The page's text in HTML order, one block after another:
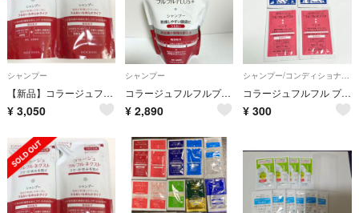
シャンプー
【新品】コラージュフルフル うるおいなめらかタイプ シャンプー２袋 詰め替え用
¥ 3,050
シャンプー
コラージュフルフルプラスシャンプー うるおい 大容量 つめかえ用 340mL
¥ 2,890
シャンプー/コンディショナーセット
コラージュフルフル プラスシャンプー すっきり／ネクストリンス
¥ 300